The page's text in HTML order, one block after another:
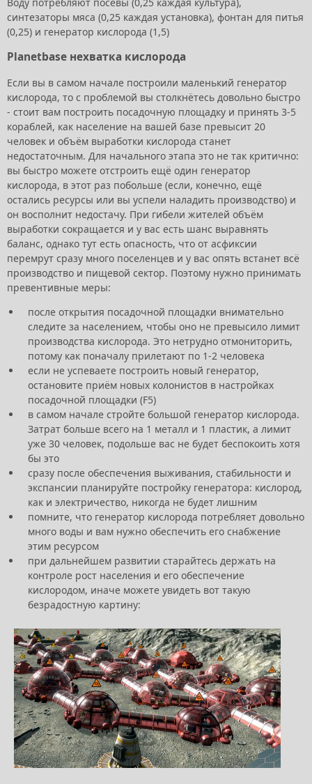
синтезаторы мяса (0,25 каждая установка), фонтан для питья
(0,25) и генератор кислорода (1,5)
Planetbase нехватка кислорода
Если вы в самом начале построили маленький генератор
кислорода, то с проблемой вы столкнётесь довольно быстро
- стоит вам построить посадочную площадку и принять 3-5
кораблей, как население на вашей базе превысит 20
человек и объём выработки кислорода станет
недостаточным. Для начального этапа это не так критично:
вы быстро можете отстроить ещё один генератор
кислорода, в этот раз побольше (если, конечно, ещё
остались ресурсы или вы успели наладить производство) и
он восполнит недостачу. При гибели жителей объём
выработки сокращается и у вас есть шанс выравнять
баланс, однако тут есть опасность, что от асфиксии
перемрут сразу много поселенцев и у вас опять встанет всё
производство и пищевой сектор. Поэтому нужно принимать
превентивные меры:
после открытия посадочной площадки внимательно
следите за населением, чтобы оно не превысило лимит
производства кислорода. Это нетрудно отмониторить,
потому как поначалу прилетают по 1-2 человека
если не успеваете построить новый генератор,
остановите приём новых колонистов в настройках
посадочной площадки (F5)
в самом начале стройте большой генератор кислорода.
Затрат больше всего на 1 металл и 1 пластик, а лимит
уже 30 человек, подольше вас не будет беспокоить хотя
бы это
сразу после обеспечения выживания, стабильности и
экспансии планируйте постройку генератора: кислород,
как и электричество, никогда не будет лишним
помните, что генератор кислорода потребляет довольно
много воды и вам нужно обеспечить его снабжение
этим ресурсом
при дальнейшем развитии старайтесь держать на
контроле рост населения и его обеспечение
кислородом, иначе можете увидеть вот такую
безрадостную картину: